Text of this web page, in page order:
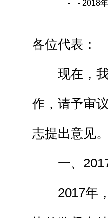
- - 2018年
各位代表：
现在，我
作，请予审
志提出意见。
一、2017
2017年，